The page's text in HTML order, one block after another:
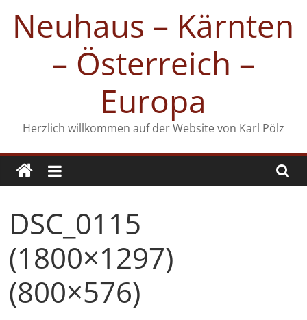
Inhalt
springen
Neuhaus – Kärnten
– Österreich –
Europa
Herzlich willkommen auf der Website von Karl Pölz
DSC_0115
(1800×1297)
(800×576)